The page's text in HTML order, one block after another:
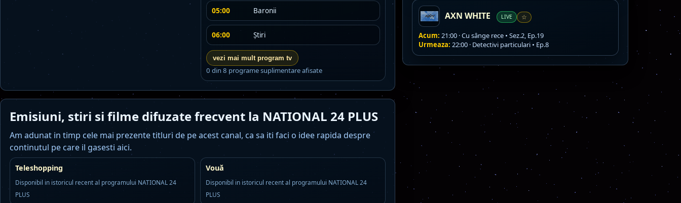
05:00 Baronii
06:00 Știri
vezi mai mult program tv
0 din 8 programe suplimentare afisate
Emisiuni, stiri si filme difuzate frecvent la NATIONAL 24 PLUS
Am adunat in timp cele mai prezente titluri de pe acest canal, ca sa iti faci o idee rapida despre
continutul pe care il gasesti aici.
Teleshopping
Disponibil in istoricul recent al programului NATIONAL 24
PLUS
Vouă
Disponibil in istoricul recent al programului NATIONAL 24
PLUS
AXN WHITE LIVE ☆
Acum: 21:00 · Cu sânge rece • Sez.2, Ep.19
Urmeaza: 22:00 · Detectivi particulari • Ep.8